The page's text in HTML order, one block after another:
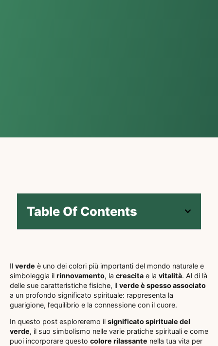
Table Of Contents
Il verde è uno dei colori più importanti del mondo naturale e
simboleggia il rinnovamento, la crescita e la vitalità. Al di là
delle sue caratteristiche fisiche, il verde è spesso associato
a un profondo significato spirituale: rappresenta la
guarigione, l’equilibrio e la connessione con il cuore.
In questo post esploreremo il significato spirituale del
verde, il suo simbolismo nelle varie pratiche spirituali e come
puoi incorporare questo colore rilassante nella tua vita per